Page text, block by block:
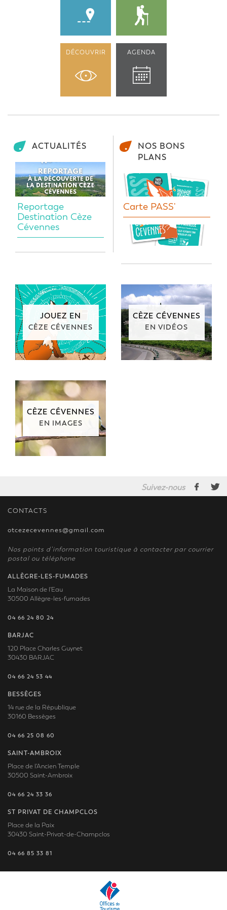
DÉCOUVRIR AGENDA
ACTUALITÉS
Reportage
Destination Cèze
Cévennes
NOS BONS
PLANS
Carte PASS'
JOUEZ EN
CÈZE CÉVENNES
CÈZE CÉVENNES
EN VIDÉOS
CÈZE CÉVENNES
EN IMAGES
Suivez-nous
CONTACTS
otcezecevennes@gmail.com
Nos points d’information touristique à contacter par courrier
postal ou téléphone
ALLÈGRE-LES-FUMADES
La Maison de l'Eau
30500 Allègre-les-fumades
04 66 24 80 24
BARJAC
120 Place Charles Guynet
30430 BARJAC
04 66 24 53 44
BESSÈGES
14 rue de la République
30160 Bessèges
04 66 25 08 60
SAINT-AMBROIX
Place de l'Ancien Temple
30500 Saint-Ambroix
04 66 24 33 36
ST PRIVAT DE CHAMPCLOS
Place de la Paix
30430 Saint-Privat-de-Champclos
04 66 85 33 81